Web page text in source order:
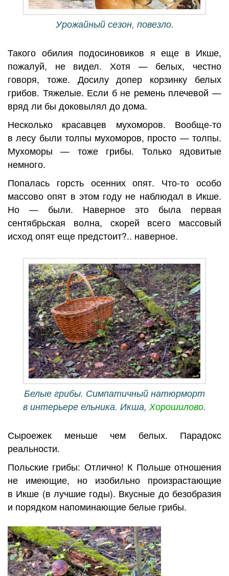
Урожайный сезон, повезло.
Такого обилия подосиновиков я еще в Икше,
пожалуй, не видел. Хотя — белых, честно
говоря, тоже. Досилу допер корзинку белых
грибов. Тяжелые. Если б не ремень плечевой —
вряд ли бы доковылял до дома.
Несколько красавцев мухоморов. Вообще-то
в лесу были толпы мухоморов, просто — толпы.
Мухоморы — тоже грибы. Только ядовитые
немного.
Попалась горсть осенних опят. Что-то особо
массово опят в этом году не наблюдал в Икше.
Но — были. Наверное это была первая
сентябрьская волна, скорей всего массовый
исход опят еще предстоит?.. наверное.
Белые грибы. Симпатичный натюрморт
в интерьере ельника. Икша, Хорошилово.
Сыроежек меньше чем белых. Парадокс
реальности.
Польские грибы: Отлично! К Польше отношения
не имеющие, но изобильно произрастающие
в Икше (в лучшие годы). Вкусные до безобразия
и порядком напоминающие белые грибы.